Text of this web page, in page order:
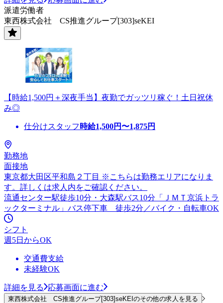
派遣労働者
東西株式会社 CS推進グループ[303]seKEI
【時給1,500円＋深夜手当】夜勤でガッツリ稼ぐ！土日祝休
み◎
仕分けスタッフ 時給1,500円〜1,875円
勤務地
面接地
東京都大田区平和島２丁目 ※こちらは勤務エリアになりま
す。詳しくは求人内をご確認ください。
流通センター駅徒歩10分・大森駅バス10分「ＪＭＴ京浜トラ
ックターミナル」バス停下車 徒歩2分／バイク・自転車OK
シフト
週5日からOK
交通費支給
未経験OK
詳細を見る 応募画面に進む
東西株式会社 CS推進グループ[303]seKEIのその他の求人を見る